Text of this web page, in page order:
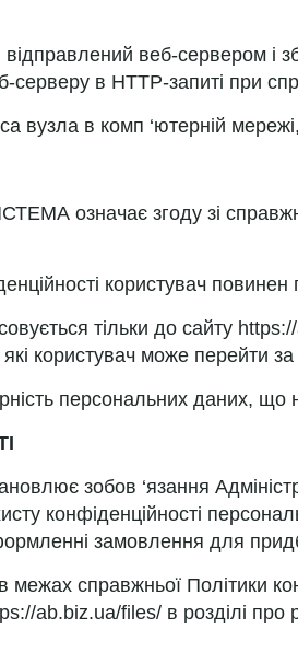
веб-сервером і
в HTTP-запиті при
вузла в комп ‘ютерній
означає згоду зі
користувач
тільки до сайту
які користувач може перейти
персональних даних,
зобов ‘язання
конфіденційності
замовлення для
межах справжньої Політики
ab.biz.ua/files/ в розділі